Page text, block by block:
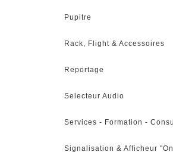
Pupitre
Rack, Flight & Accessoires
Reportage
Selecteur Audio
Services - Formation -
Signalisation & Afficheur